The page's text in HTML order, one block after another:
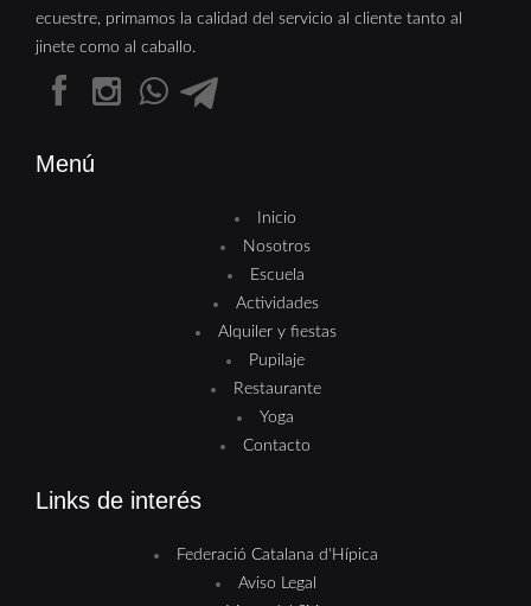
ecuestre, primamos la calidad del servicio al cliente tanto al
jinete como al caballo.
Menú
Inicio
Nosotros
Escuela
Actividades
Alquiler y fiestas
Pupilaje
Restaurante
Yoga
Contacto
Links de interés
Federació Catalana d'Hípica
Aviso Legal